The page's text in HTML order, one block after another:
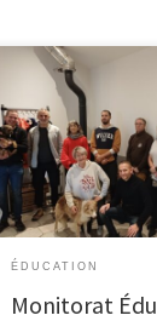
ÉDUCATION
Monitorat